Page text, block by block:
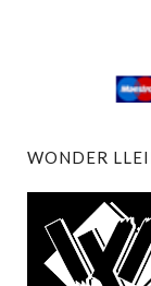
WONDER